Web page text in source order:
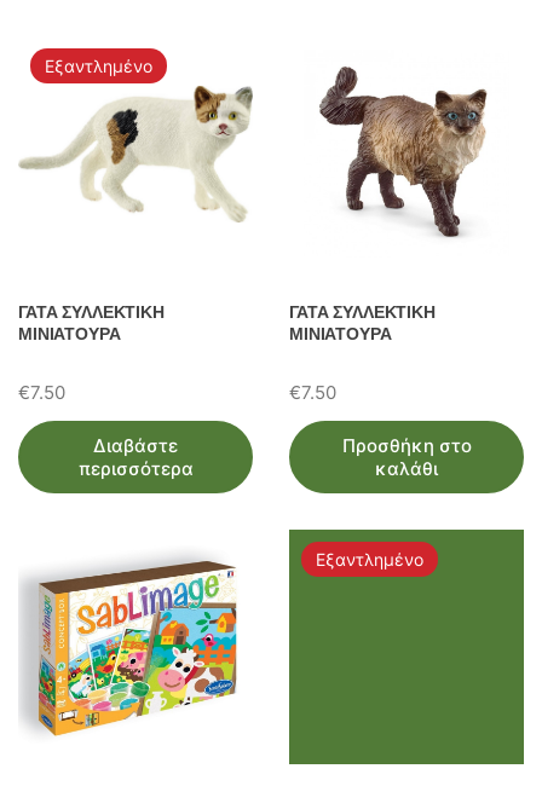
Εξαντλημένο
ΓΑΤΑ ΣΥΛΛΕΚΤΙΚΗ
ΜΙΝΙΑΤΟΥΡΑ
€7.50
Διαβάστε
περισσότερα
ΓΑΤΑ ΣΥΛΛΕΚΤΙΚΗ
ΜΙΝΙΑΤΟΥΡΑ
€7.50
Προσθήκη στο
καλάθι
Εξαντλημένο